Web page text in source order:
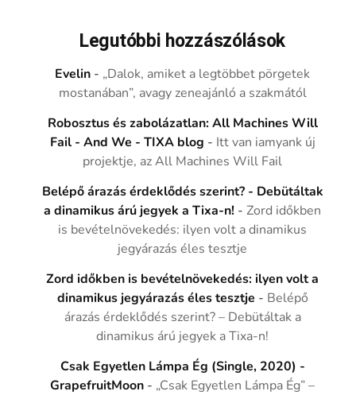
Legutóbbi hozzászólások
Evelin - „Dalok, amiket a legtöbbet pörgetek
mostanában”, avagy zeneajánló a szakmától
Robosztus és zabolázatlan: All Machines Will
Fail - And We - TIXA blog - Itt van iamyank új
projektje, az All Machines Will Fail
Belépő árazás érdeklődés szerint? - Debütáltak
a dinamikus árú jegyek a Tixa-n! -Zord időkben
is bevételnövekedés: ilyen volt a dinamikus
jegyárazás éles tesztje
Zord időkben is bevételnövekedés: ilyen volt a
dinamikus jegyárazás éles tesztje - Belépő
árazás érdeklődés szerint? – Debütáltak a
dinamikus árú jegyek a Tixa-n!
Csak Egyetlen Lámpa Ég (Single, 2020) -
GrapefruitMoon - „Csak Egyetlen Lámpa Ég” –